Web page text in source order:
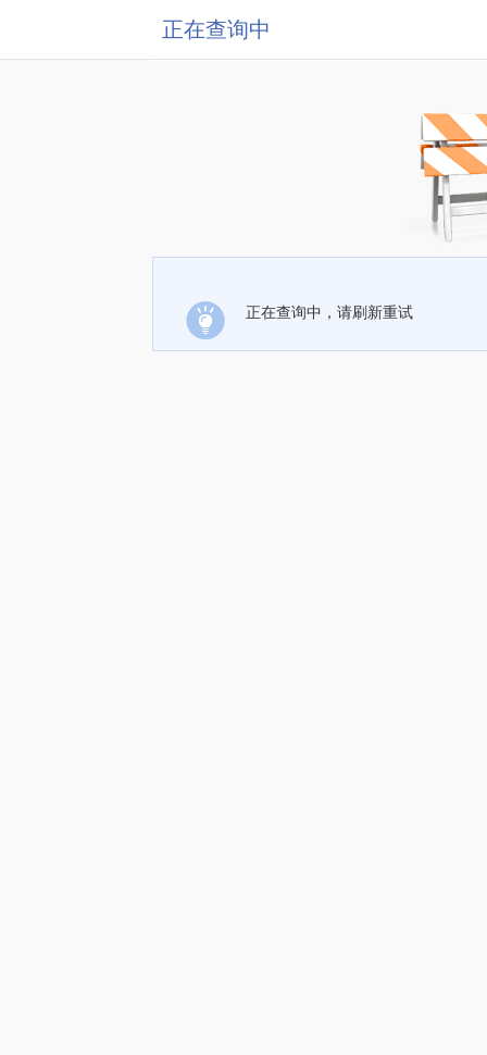
正在查询中
正在查询中，请刷新重试